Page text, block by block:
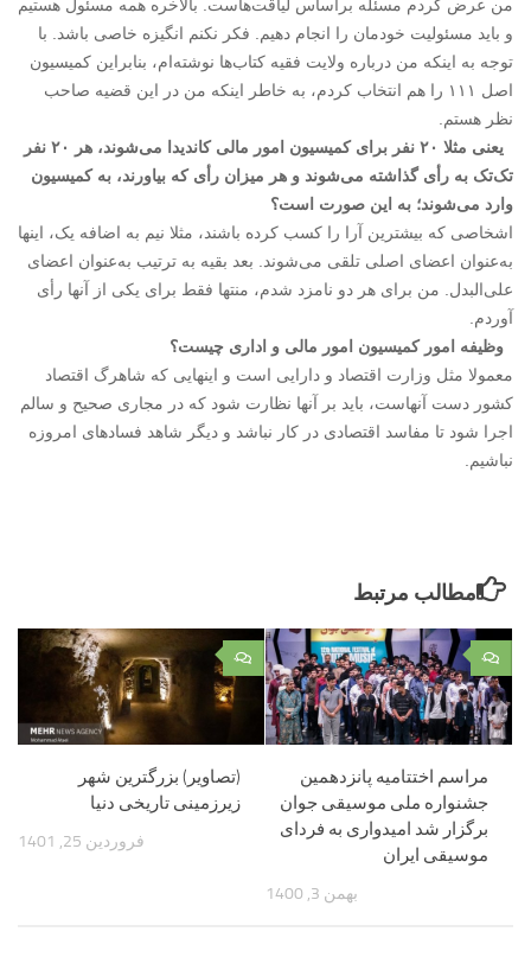
من عرض کردم مسئله براساس لیاقت‌هاست. بالاخره همه مسئول هستیم
و باید مسئولیت خودمان را انجام دهیم. فکر نکنم انگیزه خاصی باشد. با
توجه به اینکه من درباره ولایت فقیه کتاب‌ها نوشته‌ام، بنابراین کمیسیون
اصل ۱۱۱ را هم انتخاب کردم، به خاطر اینکه من در این قضیه صاحب
نظر هستم.
یعنی مثلا ۲۰ نفر برای کمیسیون امور مالی کاندیدا می‌شوند، هر ۲۰ نفر
تک‌تک به رأی گذاشته می‌شوند و هر میزان رأی که بیاورند، به کمیسیون
وارد می‌شوند؛ به این صورت است؟
اشخاصی که بیشترین آرا را کسب کرده باشند، مثلا نیم به اضافه یک، اینها
به‌عنوان اعضای اصلی تلقی می‌شوند. بعد بقیه به ترتیب به‌عنوان اعضای
علی‌البدل. من برای هر دو نامزد شدم، منتها فقط برای یکی از آنها رأی
آوردم.
وظیفه امور کمیسیون امور مالی و اداری چیست؟
معمولا مثل وزارت اقتصاد و دارایی است و اینهایی که شاهرگ اقتصاد
کشور دست آنهاست، باید بر آنها نظارت شود که در مجاری صحیح و سالم
اجرا شود تا مفاسد اقتصادی در کار نباشد و دیگر شاهد فسادهای امروزه
نباشیم.
مطالب مرتبط
۰
(تصاویر) بزرگترین شهر
زیرزمینی تاریخی دنیا
فروردین 25, 1401
۰
مراسم اختتامیه پانزدهمین
جشنواره ملی موسیقی جوان
برگزار شد امیدواری به فردای
موسیقی ایران
بهمن 3, 1400